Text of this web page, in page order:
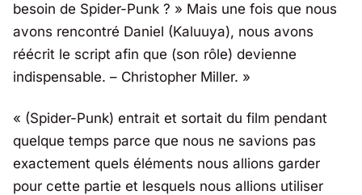
besoin de Spider-Punk ? » Mais une fois que nous
avons rencontré Daniel (Kaluuya), nous avons
réécrit le script afin que (son rôle) devienne
indispensable. – Christopher Miller. »
« (Spider-Punk) entrait et sortait du film pendant
quelque temps parce que nous ne savions pas
exactement quels éléments nous allions garder
pour cette partie et lesquels nous allions utiliser